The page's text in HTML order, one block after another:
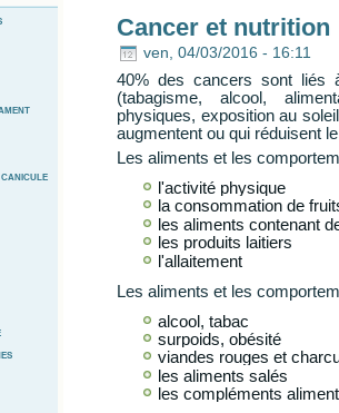
Cancer et nutrition
ven, 04/03/2016 - 16:11
40% des cancers sont liés
(tabagisme, alcool,
physiques, exposition au
augmentent ou qui réduisent
Les aliments et les
l'activité physique
la consommation de
les aliments contenant
les produits laitiers
l'allaitement
Les aliments et les
alcool, tabac
surpoids, obésité
viandes rouges et
les aliments salés
les compléments